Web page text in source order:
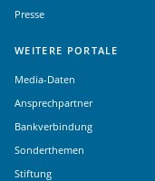
Presse
WEITERE PORTALE
Media-Daten
Ansprechpartner
Bankverbindung
Sonderthemen
Stiftung